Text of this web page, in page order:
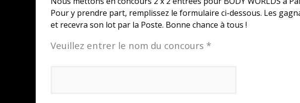
Pour y prendre part, remplissez le formulaire ci-dessous. Les
et recevra son lot par la Poste. Bonne chance à tous !
Veuillez entrer le nom du concours *